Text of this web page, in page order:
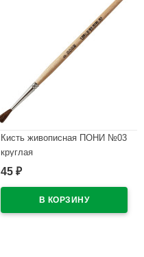
Кисть живописная ПОНИ №03
круглая
В наличии
45 ₽